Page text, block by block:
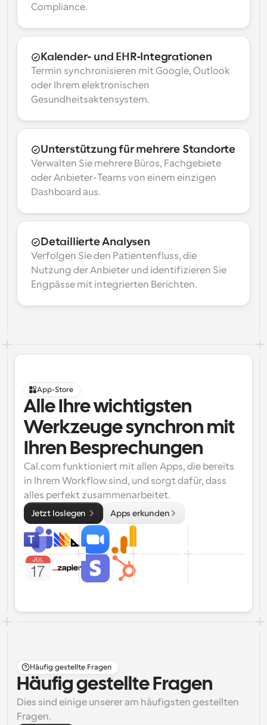
Compliance.
Kalender- und EHR-Integrationen
Termin synchronisieren mit Google, Outlook
oder Ihrem elektronischen
Gesundheitsaktensystem.
Unterstützung für mehrere Standorte
Verwalten Sie mehrere Büros, Fachgebiete
oder Anbieter-Teams von einem einzigen
Dashboard aus.
Detaillierte Analysen
Verfolgen Sie den Patientenfluss, die
Nutzung der Anbieter und identifizieren Sie
Engpässe mit integrierten Berichten.
App-Store
Alle Ihre wichtigsten
Werkzeuge synchron mit
Ihren Besprechungen
Cal.com funktioniert mit allen Apps, die bereits
in Ihrem Workflow sind, und sorgt dafür, dass
alles perfekt zusammenarbeitet.
Jetzt loslegen Apps erkunden
Häufig gestellte Fragen
Häufig gestellte Fragen
Dies sind einige unserer am häufigsten gestellten
Fragen.